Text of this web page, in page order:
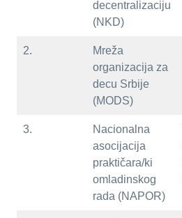
decentralizaciju
(NKD)
2.
Mreža
organizacija za
decu Srbije
(MODS)
3.
Nacionalna
asocijacija
praktičara/ki
omladinskog
rada (NAPOR)